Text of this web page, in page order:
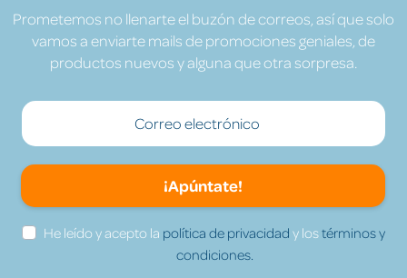
Prometemos no llenarte el buzón de correos, así que solo
vamos a enviarte mails de promociones geniales, de
productos nuevos y alguna que otra sorpresa.
¡Apúntate!
He leído y acepto la política de privacidad y lostérminos y
condiciones.